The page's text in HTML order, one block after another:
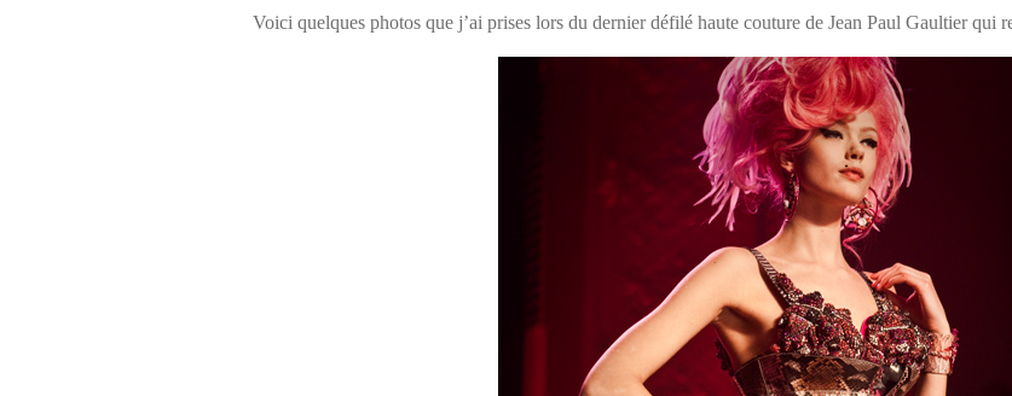
Voici quelques photos que j’ai prises lors du dernier défilé haute couture de Jean Paul Gaultier qui